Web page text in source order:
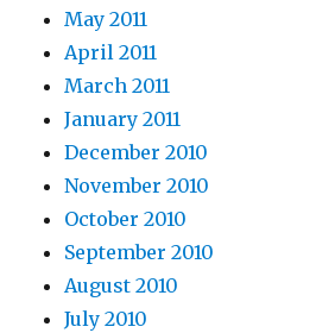
May 2011
April 2011
March 2011
January 2011
December 2010
November 2010
October 2010
September 2010
August 2010
July 2010